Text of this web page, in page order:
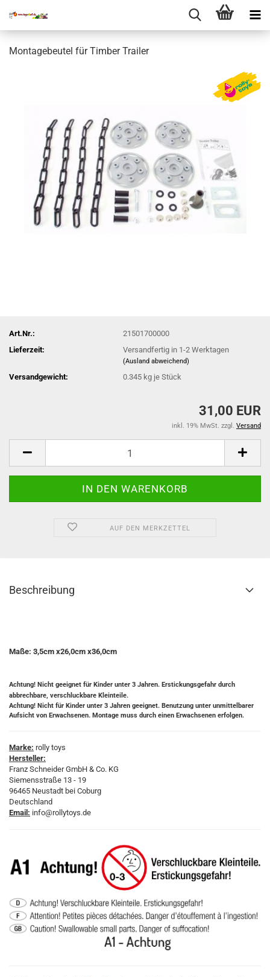
Montagebeutel für Timber Trailer
Art.Nr.:
21501700000
Lieferzeit:
Versandfertig in 1-2 Werktagen
(Ausland abweichend)
Versandgewicht: 0.345 kg je Stück
31,00 EUR
inkl. 19% MwSt. zzgl. Versand
AUF DEN MERKZETTEL
Beschreibung
Maße: 3,5cm x26,0cm x36,0cm
Achtung! Nicht geeignet für Kinder unter 3 Jahren. Erstickungsgefahr durch
abbrechbare, verschluckbare Kleinteile.
Achtung! Nicht für Kinder unter 3 Jahren geeignet. Benutzung unter unmittelbarer
Aufsicht von Erwachsenen. Montage muss durch einen Erwachsenen erfolgen.
Marke: rolly toys
Hersteller:
Franz Schneider GmbH & Co. KG
Siemensstraße 13 - 19
96465 Neustadt bei Coburg
Deutschland
Email: info@rollytoys.de